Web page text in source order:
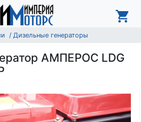
Дизельные генераторы
АМПЕРОС LDG